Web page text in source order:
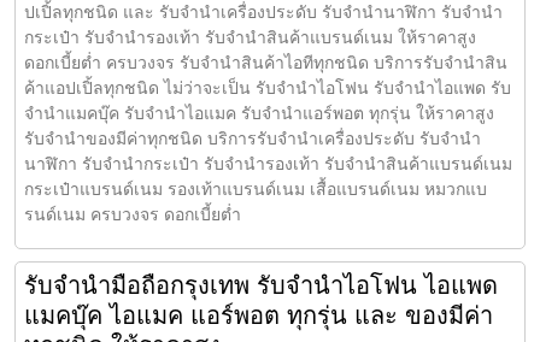
ปเปิ้ลทุกชนิด และ รับจำนำเครื่องประดับ รับจำนำนาฬิกา รับจำนำ
กระเป๋า รับจำนำรองเท้า รับจำนำสินค้าแบรนด์เนม ให้ราคาสูง
ดอกเบี้ยต่ำ ครบวงจร รับจำนำสินค้าไอทีทุกชนิด บริการรับจำนำสิน
ค้าแอปเปิ้ลทุกชนิด ไม่ว่าจะเป็น รับจำนำไอโฟน รับจำนำไอแพด รับ
จำนำแมคบุ๊ค รับจำนำไอแมค รับจำนำแอร์พอต ทุกรุ่น ให้ราคาสูง
รับจำนำของมีค่าทุกชนิด บริการรับจำนำเครื่องประดับ รับจำนำ
นาฬิกา รับจำนำกระเป๋า รับจำนำรองเท้า รับจำนำสินค้าแบรนด์เนม
กระเป๋าแบรนด์เนม รองเท้าแบรนด์เนม เสื้อแบรนด์เนม หมวกแบ
รนด์เนม ครบวงจร ดอกเบี้ยต่ำ
รับจำนำมือถือกรุงเทพ รับจำนำไอโฟน ไอแพด
แมคบุ๊ค ไอแมค แอร์พอต ทุกรุ่น และ ของมีค่า